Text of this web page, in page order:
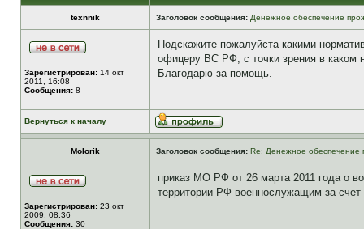
texnnik Заголовок сообщения: Денежное обеспечение
Зарегистрирован: 14 окт
2011, 16:08
Сообщения: 8
Подскажите пожалуйста какими
офицеру ВС РФ, с точки зрения в каком
Благодарю за помощь.
Вернуться к началу
Molorik Заголовок сообщения: Re: Денежное обеспечение
Зарегистрирован: 23 окт
2009, 08:36
Сообщения: 30
приказ МО РФ от 26 марта 2011 года о
территории РФ военнослужащим за